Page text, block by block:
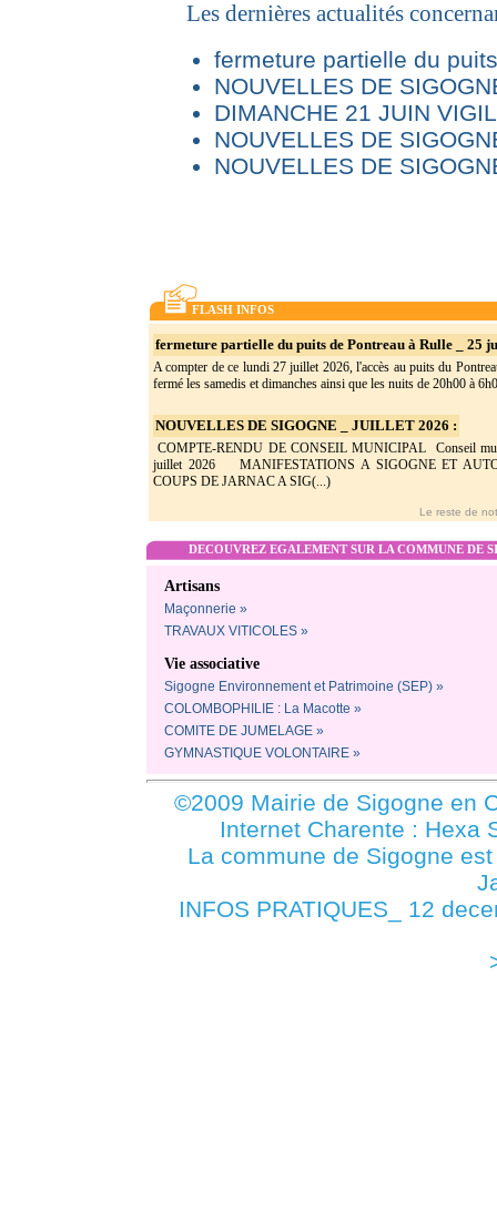
Les dernières actualités
fermeture partielle du
NOUVELLES DE
DIMANCHE 21 JUIN
NOUVELLES DE
NOUVELLES DE
FLASH INFOS
fermeture partielle du puits de Pontreau à Rulle _ 25
A compter de ce lundi 27 juillet 2026, l'accès au puits du
fermé les samedis et dimanches ainsi que les nuits de 20h00 à
NOUVELLES DE SIGOGNE _ JUILLET 2026 :
COMPTE-RENDU DE CONSEIL MUNICIPAL Conseil
juillet 2026 MANIFESTATIONS A SIGOGNE ET
COUPS DE JARNAC A SIG(...)
Le reste de
DECOUVREZ EGALEMENT SUR LA COMMUNE DE
Artisans
Maçonnerie »
TRAVAUX VITICOLES »
Vie associative
Sigogne Environnement et Patrimoine (SEP) »
COLOMBOPHILIE : La Macotte »
COMITE DE JUMELAGE »
GYMNASTIQUE VOLONTAIRE »
©2009 Mairie de Sigogne en
Internet Charente : Hexa
La commune de Sigogne
INFOS PRATIQUES_ 12